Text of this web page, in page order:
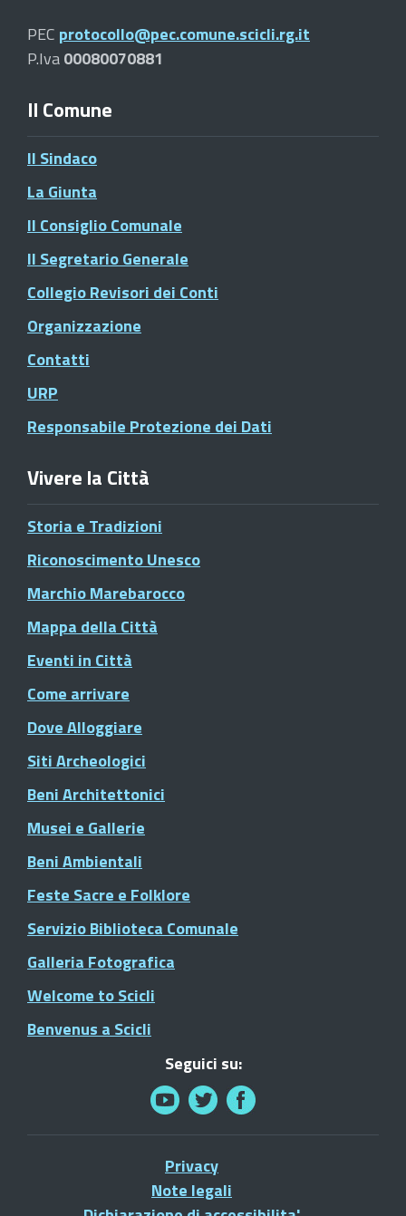
PEC protocollo@pec.comune.scicli.rg.it
P.Iva00080070881
Il Comune
Il Sindaco
La Giunta
Il Consiglio Comunale
Il Segretario Generale
Collegio Revisori dei Conti
Organizzazione
Contatti
URP
Responsabile Protezione dei Dati
Vivere la Città
Storia e Tradizioni
Riconoscimento Unesco
Marchio Marebarocco
Mappa della Città
Eventi in Città
Come arrivare
Dove Alloggiare
Siti Archeologici
Beni Architettonici
Musei e Gallerie
Beni Ambientali
Feste Sacre e Folklore
Servizio Biblioteca Comunale
Galleria Fotografica
Welcome to Scicli
Benvenus a Scicli
Seguici su:
Privacy
Note legali